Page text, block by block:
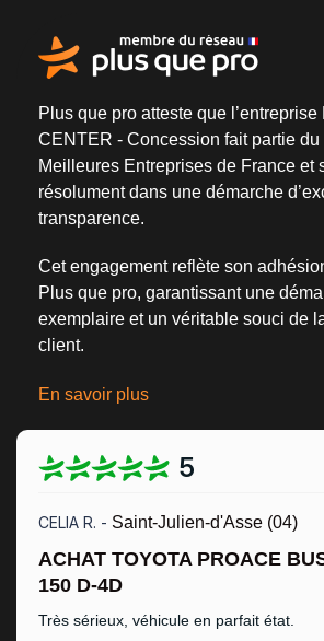
Plus que pro atteste que l’entreprise
CENTER - Concession fait partie du
Meilleures Entreprises de France et
résolument dans une démarche
transparence.
Cet engagement reflète son
Plus que pro, garantissant une
exemplaire et un véritable souci de
client.
En savoir plus
5
CELIA R. - Saint-Julien-d'Asse (04)
ACHAT TOYOTA PROACE
150 D-4D
Très sérieux, véhicule en parfait état.